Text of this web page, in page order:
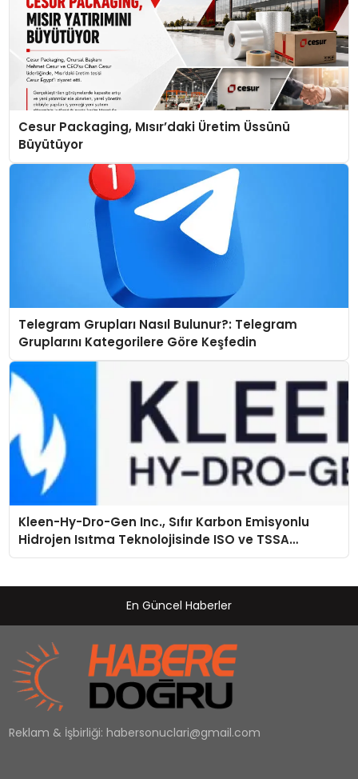
Cesur Packaging, Mısır’daki Üretim Üssünü
Büyütüyor
Telegram Grupları Nasıl Bulunur?: Telegram
Gruplarını Kategorilere Göre Keşfedin
Kleen-Hy-Dro-Gen Inc., Sıfır Karbon Emisyonlu
Hidrojen Isıtma Teknolojisinde ISO ve TSSA
Düzenleyici Onaylarını Aldı
En Güncel Haberler
Reklam & İşbirliği: habersonuclari@gmail.com